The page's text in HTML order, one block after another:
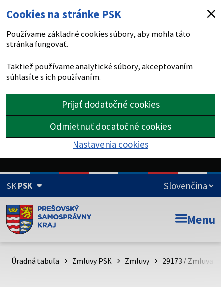
Cookies na stránke PSK
Používame základné cookies súbory, aby mohla táto
stránka fungovať.
Taktiež používame analytické súbory, akceptovaním
súhlasíte s ich používaním.
Prijať dodatočné cookies
Odmietnuť dodatočné cookies
Nastavenia cookies
SKPSK
Doména psk.sk je oficiálna
Toto je oficiálna webová stránka Prešovského
psk.sk.
Menu
Úradná tabuľa Zmluvy PSK Zmluvy 29173 / Zmluva